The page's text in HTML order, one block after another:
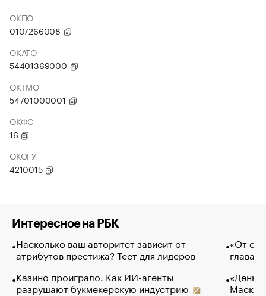
ОКПО
0107266008
ОКАТО
54401369000
ОКТМО
54701000001
ОКФС
16
ОКОГУ
4210015
Интересное на РБК
Насколько ваш авторитет зависит от
атрибутов престижа? Тест для лидеров
Казино проиграло. Как ИИ-агенты
разрушают букмекерскую индустрию
«От
глава
Маск в